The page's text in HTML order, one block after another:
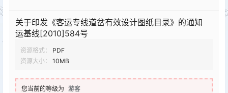
关于印发《客运专线道岔有效设计图纸目录》的通知
运基线[2010]584号
资源格式：
PDF
资源大小：
10MB
您当前的等级为 游客